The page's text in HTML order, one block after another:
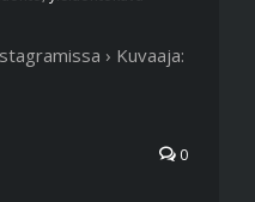
› Kuvaaja:
0